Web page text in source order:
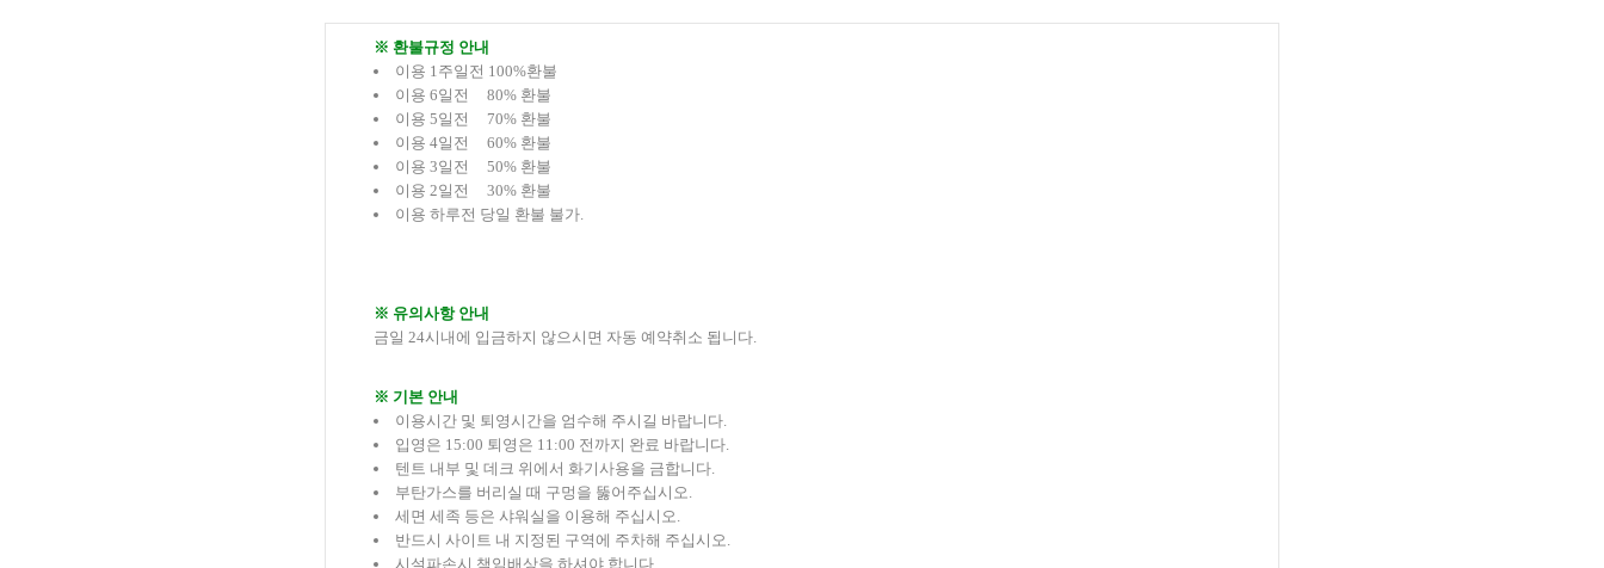
※ 환불규정 안내
이용 1주일전 100%환불
이용 6일전 80% 환불
이용 5일전 70% 환불
이용 4일전 60% 환불
이용 3일전 50% 환불
이용 2일전 30% 환불
이용 하루전 당일 환불 불가.
※ 유의사항 안내
금일 24시내에 입금하지 않으시면 자동 예약취소 됩니다.
※ 기본 안내
이용시간 및 퇴영시간을 엄수해 주시길 바랍니다.
입영은 15:00 퇴영은 11:00 전까지 완료 바랍니다.
텐트 내부 및 데크 위에서 화기사용을 금합니다.
부탄가스를 버리실 때 구멍을 뚫어주십시오.
세면 세족 등은 샤워실을 이용해 주십시오.
반드시 사이트 내 지정된 구역에 주차해 주십시오.
시설파손시 책임배상을 하셔야 합니다.